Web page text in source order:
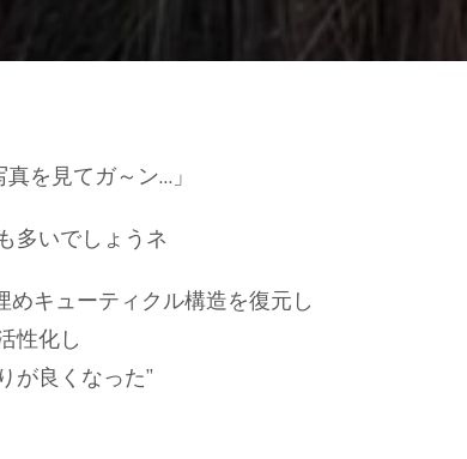
を見てガ～ン…」
多いでしょうネ
キューティクル構造を復元し
性化し
が良くなった”